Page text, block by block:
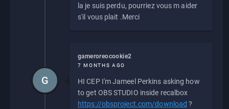
la je suis perdu, pourriez vous m aider
s'il vous plait .Merci
gameroreocookie2
7 MONTHS AGO
HI CEP I'm Jameel Perkins asking how
to get OBS STUDIO inside recalbox
https://obsproject.com/download ?
G